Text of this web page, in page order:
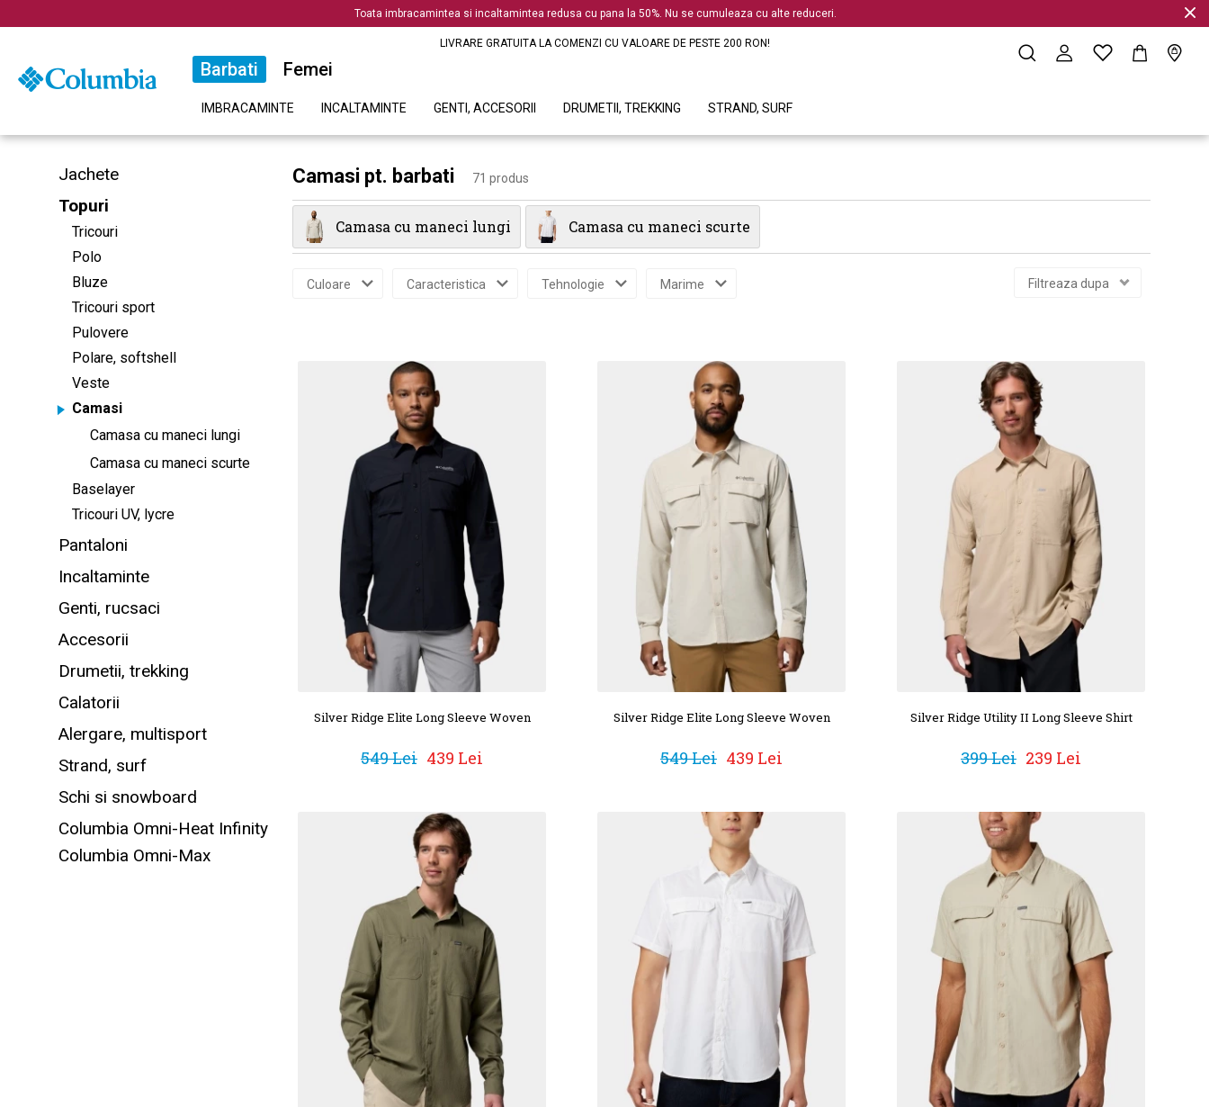
Toata imbracamintea si incaltamintea redusa cu pana la 50%. Nu se cumuleaza cu alte reduceri.
LIVRARE GRATUITA LA COMENZI CU VALOARE DE PESTE 200 RON!
Barbati Femei
IMBRACAMINTE INCALTAMINTE GENTI, ACCESORII DRUMETII, TREKKING STRAND, SURF
Jachete
Topuri
Tricouri
Polo
Bluze
Tricouri sport
Pulovere
Polare, softshell
Veste
Camasi
Camasa cu maneci lungi
Camasa cu maneci scurte
Baselayer
Tricouri UV, lycre
Pantaloni
Incaltaminte
Genti, rucsaci
Accesorii
Drumetii, trekking
Calatorii
Alergare, multisport
Strand, surf
Schi si snowboard
Columbia Omni-Heat Infinity
Columbia Omni-Max
Camasi pt. barbati 71 produs
Camasa cu maneci lungi Camasa cu maneci scurte
Culoare Caracteristica Tehnologie Marime Filtreaza dupa
Silver Ridge Elite Long Sleeve Woven
549 Lei 439 Lei
Silver Ridge Elite Long Sleeve Woven
549 Lei 439 Lei
Silver Ridge Utility II Long Sleeve Shirt
399 Lei 239 Lei